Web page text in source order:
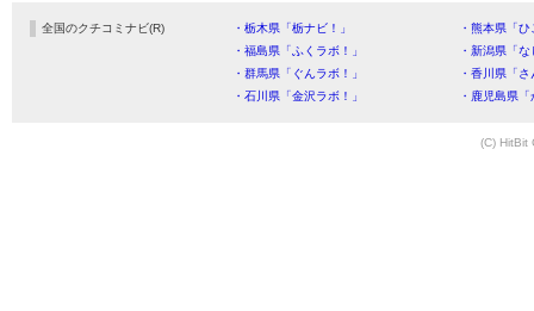
全国のクチコミナビ(R) ・栃木県「栃ナビ！」
・熊本県「
・福島県「ふくラボ！」
・新潟県「
・群馬県「ぐんラボ！」
・香川県「
・石川県「金沢ラボ！」
・鹿児島県
(C) HitBit